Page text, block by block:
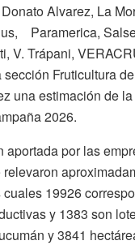
Alvarez, La
Paramerica,
V. Trápani,
Fruticultura
una estimación de
2026.
aportada por las
19926
y 1383 son
y 3841